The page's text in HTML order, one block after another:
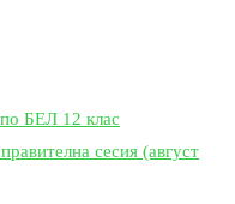
БЕЛ 12 клас
сесия (август